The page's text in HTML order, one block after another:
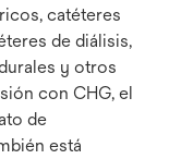
catéteres
de diálisis,
y otros
con CHG, el
de
está